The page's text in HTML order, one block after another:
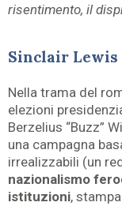
risentimento, il
Sinclair Lewis
Nella trama del
elezioni
Berzelius “Buzz”
una campagna
irrealizzabili (un
nazionalismo
istituzioni,